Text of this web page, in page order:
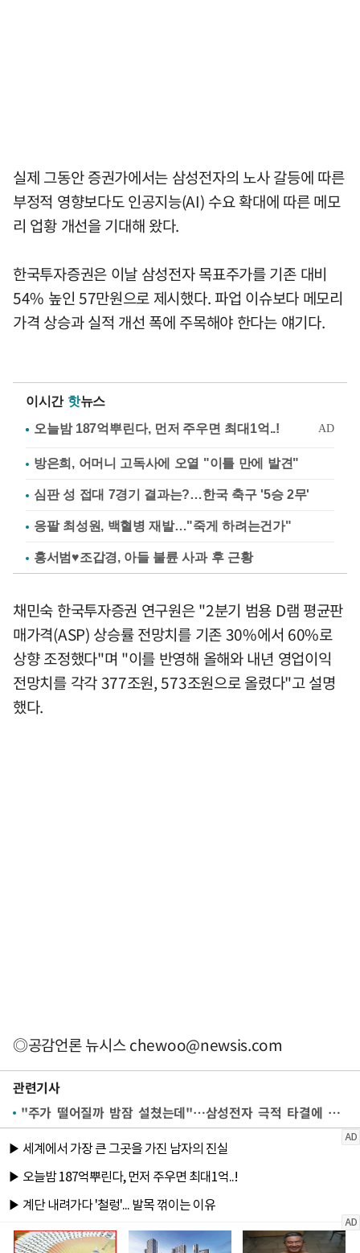
실제 그동안 증권가에서는 삼성전자의 노사 갈등에 따른
부정적 영향보다도 인공지능(AI) 수요 확대에 따른 메모
리 업황 개선을 기대해 왔다.
한국투자증권은 이날 삼성전자 목표주가를 기존 대비
54% 높인 57만원으로 제시했다. 파업 이슈보다 메모리
가격 상승과 실적 개선 폭에 주목해야 한다는 얘기다.
이시간 핫뉴스
방은희, 어머니 고독사에 오열 "이틀 만에 발견"
심판 성 접대 7경기 결과는?…한국 축구 '5승 2무'
응팔 최성원, 백혈병 재발…"죽게 하려는건가"
홍서범♥조갑경, 아들 불륜 사과 후 근황
채민숙 한국투자증권 연구원은 "2분기 범용 D램 평균판
매가격(ASP) 상승률 전망치를 기존 30%에서 60%로
상향 조정했다"며 "이를 반영해 올해와 내년 영업이익
전망치를 각각 377조원, 573조원으로 올렸다"고 설명
했다.
◎공감언론 뉴시스chewoo@newsis.com
관련기사
"주가 떨어질까 밤잠 설쳤는데"…삼성전자 극적 타결에 개미들 안도